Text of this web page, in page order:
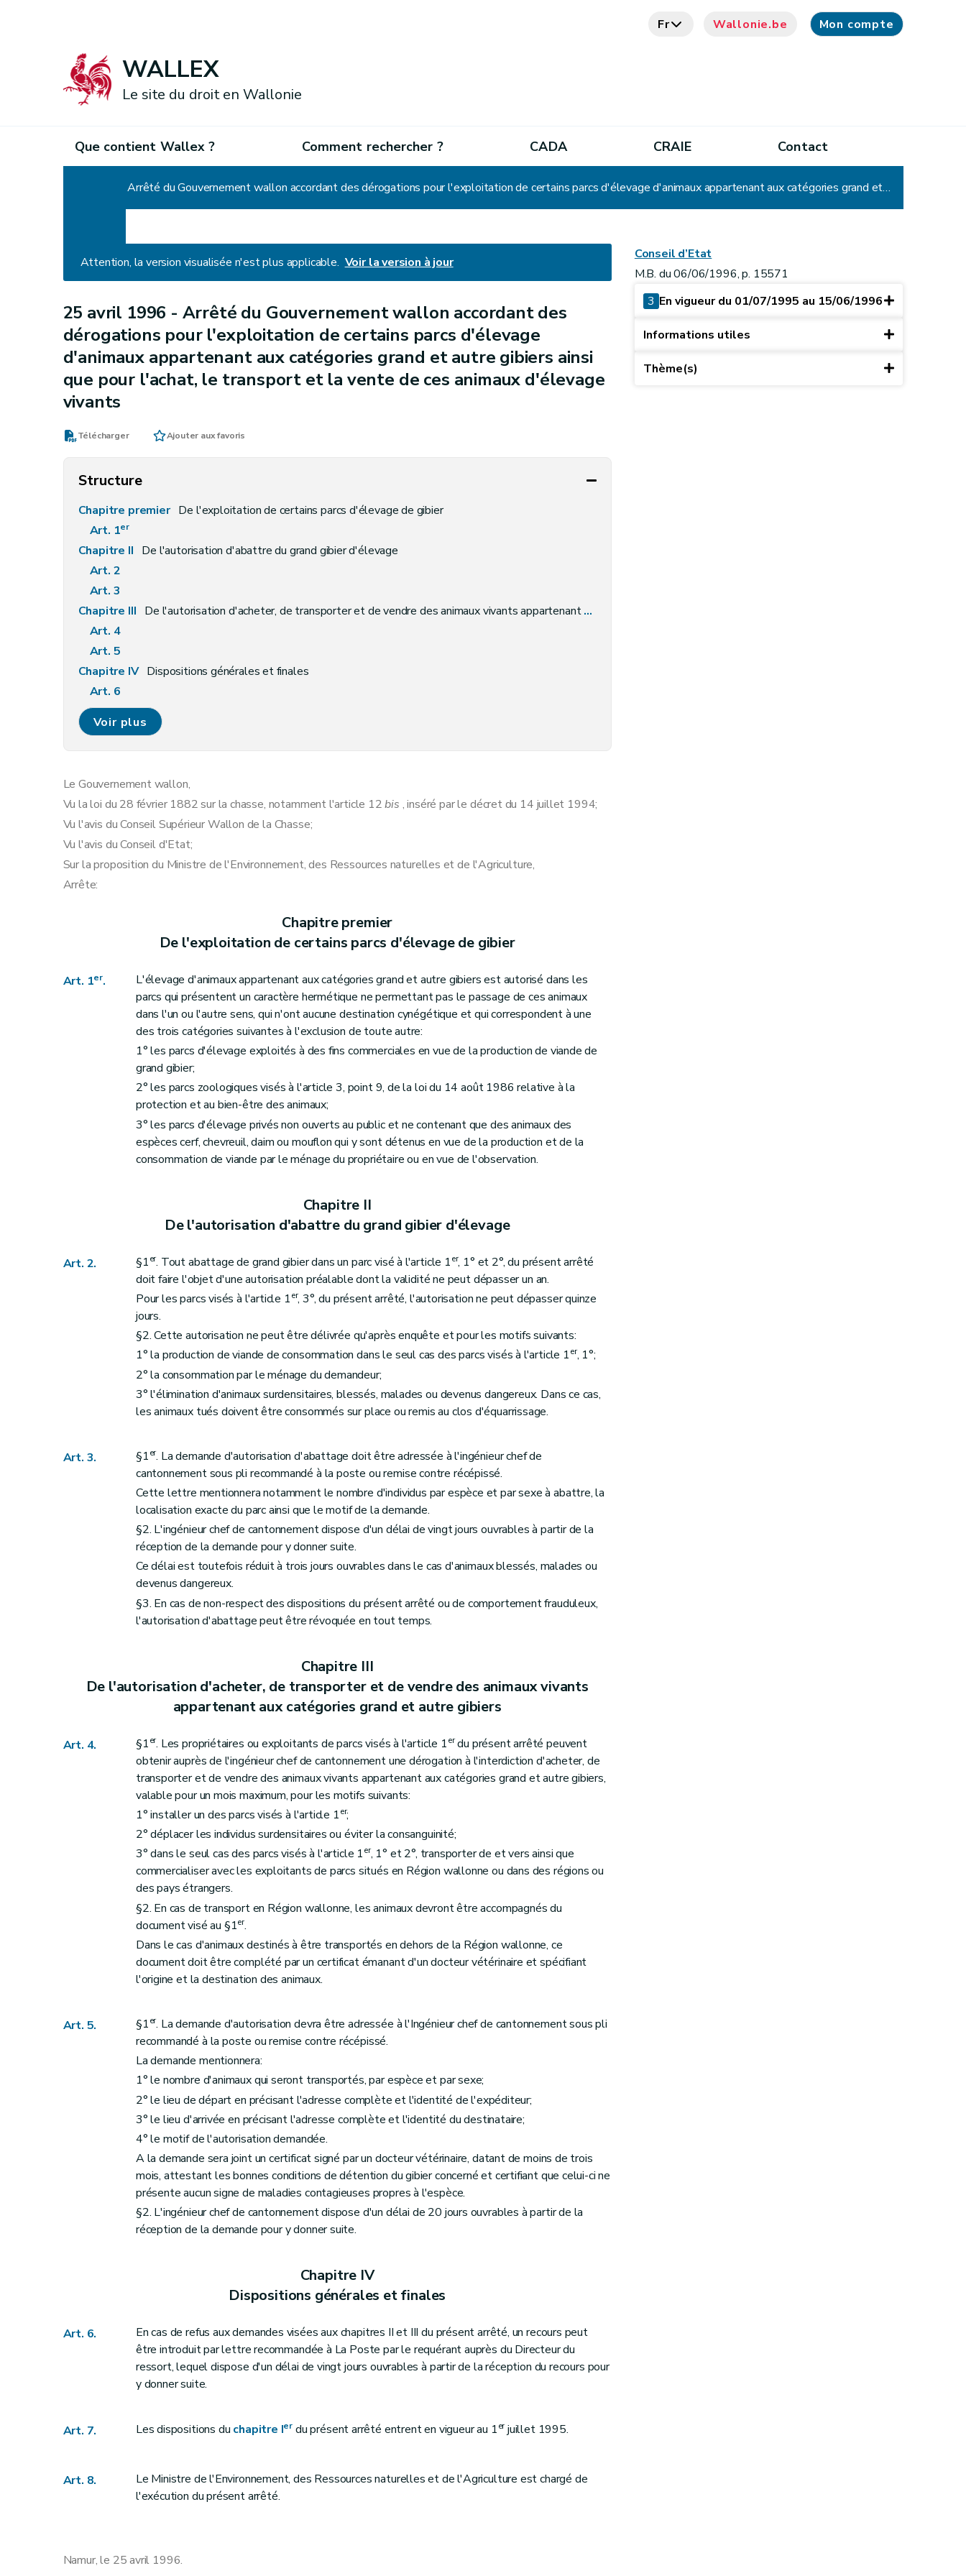
Fr Wallonie.be Mon compte
WALLEX
Le site du droit en Wallonie
Que contient Wallex ? Comment rechercher ? CADA CRAIE Contact
Arrêté du Gouvernement wallon accordant des dérogations pour l'exploitation de certains parcs d'élevage d'animaux appartenant aux catégories grand et autre gibiers ainsi que pour l'achat, le transport et la vente de ces animaux d'élevage vivants
Attention, la version visualisée n'est plus applicable. Voir la version à jour
25 avril 1996 - Arrêté du Gouvernement wallon accordant des
dérogations pour l'exploitation de certains parcs d'élevage
d'animaux appartenant aux catégories grand et autre gibiers ainsi
que pour l'achat, le transport et la vente de ces animaux d'élevage
vivants
Télécharger Ajouter aux favoris
Structure
Chapitre premier De l'exploitation de certains parcs d'élevage de gibier
Art. 1er
Chapitre II De l'autorisation d'abattre du grand gibier d'élevage
Art. 2
Art. 3
Chapitre III De l'autorisation d'acheter, de transporter et de vendre des animaux vivants appartenant aux catégories grand et autre gibiers
Art. 4
Art. 5
Chapitre IV Dispositions générales et finales
Art. 6
Art. 7
Art. 8
Voir plus
Le Gouvernement wallon,
Vu la loi du 28 février 1882 sur la chasse, notamment l'article 12bis , inséré par le décret du 14 juillet 1994;
Vu l'avis du Conseil Supérieur Wallon de la Chasse;
Vu l'avis du Conseil d'Etat;
Sur la proposition du Ministre de l'Environnement, des Ressources naturelles et de l'Agriculture,
Arrête:
Chapitre premier
De l'exploitation de certains parcs d'élevage de gibier
Art. 1er.
L'élevage d'animaux appartenant aux catégories grand et autre gibiers est autorisé dans les
parcs qui présentent un caractère hermétique ne permettant pas le passage de ces animaux
dans l'un ou l'autre sens, qui n'ont aucune destination cynégétique et qui correspondent à une
des trois catégories suivantes à l'exclusion de toute autre:
1° les parcs d'élevage exploités à des fins commerciales en vue de la production de viande de
grand gibier;
2° les parcs zoologiques visés à l'article 3, point 9, de la loi du 14 août 1986 relative à la
protection et au bien-être des animaux;
3° les parcs d'élevage privés non ouverts au public et ne contenant que des animaux des
espèces cerf, chevreuil, daim ou mouflon qui y sont détenus en vue de la production et de la
consommation de viande par le ménage du propriétaire ou en vue de l'observation.
Chapitre II
De l'autorisation d'abattre du grand gibier d'élevage
Art. 2. §1er. Tout abattage de grand gibier dans un parc visé à l'article 1er, 1° et 2°, du présent arrêté
doit faire l'objet d'une autorisation préalable dont la validité ne peut dépasser un an.
Pour les parcs visés à l'article 1er, 3°, du présent arrêté, l'autorisation ne peut dépasser quinze
jours.
§2. Cette autorisation ne peut être délivrée qu'après enquête et pour les motifs suivants:
1° la production de viande de consommation dans le seul cas des parcs visés à l'article 1er, 1°;
2° la consommation par le ménage du demandeur;
3° l'élimination d'animaux surdensitaires, blessés, malades ou devenus dangereux. Dans ce cas,
les animaux tués doivent être consommés sur place ou remis au clos d'équarrissage.
Art. 3. §1er. La demande d'autorisation d'abattage doit être adressée à l'ingénieur chef de
cantonnement sous pli recommandé à la poste ou remise contre récépissé.
Cette lettre mentionnera notamment le nombre d'individus par espèce et par sexe à abattre, la
localisation exacte du parc ainsi que le motif de la demande.
§2. L'ingénieur chef de cantonnement dispose d'un délai de vingt jours ouvrables à partir de la
réception de la demande pour y donner suite.
Ce délai est toutefois réduit à trois jours ouvrables dans le cas d'animaux blessés, malades ou
devenus dangereux.
§3. En cas de non-respect des dispositions du présent arrêté ou de comportement frauduleux,
l'autorisation d'abattage peut être révoquée en tout temps.
Chapitre III
De l'autorisation d'acheter, de transporter et de vendre des animaux vivants
appartenant aux catégories grand et autre gibiers
Art. 4. §1er. Les propriétaires ou exploitants de parcs visés à l'article 1erdu présent arrêté peuvent
obtenir auprès de l'ingénieur chef de cantonnement une dérogation à l'interdiction d'acheter, de
transporter et de vendre des animaux vivants appartenant aux catégories grand et autre gibiers,
valable pour un mois maximum, pour les motifs suivants:
1° installer un des parcs visés à l'article 1er;
2° déplacer les individus surdensitaires ou éviter la consanguinité;
3° dans le seul cas des parcs visés à l'article 1er, 1° et 2°, transporter de et vers ainsi que
commercialiser avec les exploitants de parcs situés en Région wallonne ou dans des régions ou
des pays étrangers.
§2. En cas de transport en Région wallonne, les animaux devront être accompagnés du
document visé au §1er.
Dans le cas d'animaux destinés à être transportés en dehors de la Région wallonne, ce
document doit être complété par un certificat émanant d'un docteur vétérinaire et spécifiant
l'origine et la destination des animaux.
Art. 5. §1er. La demande d'autorisation devra être adressée à l'Ingénieur chef de cantonnement sous pli
recommandé à la poste ou remise contre récépissé.
La demande mentionnera:
1° le nombre d'animaux qui seront transportés, par espèce et par sexe;
2° le lieu de départ en précisant l'adresse complète et l'identité de l'expéditeur;
3° le lieu d'arrivée en précisant l'adresse complète et l'identité du destinataire;
4° le motif de l'autorisation demandée.
A la demande sera joint un certificat signé par un docteur vétérinaire, datant de moins de trois
mois, attestant les bonnes conditions de détention du gibier concerné et certifiant que celui-ci ne
présente aucun signe de maladies contagieuses propres à l'espèce.
§2. L'ingénieur chef de cantonnement dispose d'un délai de 20 jours ouvrables à partir de la
réception de la demande pour y donner suite.
Chapitre IV
Dispositions générales et finales
Art. 6.
En cas de refus aux demandes visées aux chapitres II et III du présent arrêté, un recours peut
être introduit par lettre recommandée à La Poste par le requérant auprès du Directeur du
ressort, lequel dispose d'un délai de vingt jours ouvrables à partir de la réception du recours pour
y donner suite.
Art. 7. Les dispositions du chapitre Ier du présent arrêté entrent en vigueur au 1erjuillet 1995.
Art. 8.
Le Ministre de l'Environnement, des Ressources naturelles et de l'Agriculture est chargé de
l'exécution du présent arrêté.
Namur, le 25 avril 1996.
Conseil d’Etat
M.B. du 06/06/1996, p. 15571
3 En vigueur du 01/07/1995 au 15/06/1996
Informations utiles
Thème(s)